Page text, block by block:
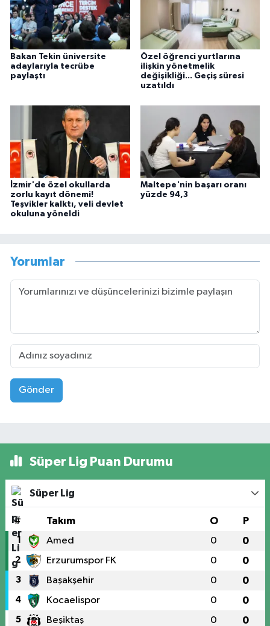
Bakan Tekin üniversite
adaylarıyla tecrübe
paylaştı
Özel öğrenci yurtlarına
ilişkin yönetmelik
değişikliği... Geçiş süresi
uzatıldı
İzmir'de özel okullarda
zorlu kayıt dönemi!
Teşvikler kalktı, veli devlet
okuluna yöneldi
Maltepe'nin başarı oranı
yüzde 94,3
Yorumlar
Gönder
Süper Lig Puan Durumu
Süper Lig
# Takım O P
1 Amed 0 0
2 Erzurumspor FK 0 0
3 Başakşehir 0 0
4 Kocaelispor 0 0
5 Beşiktaş 0 0